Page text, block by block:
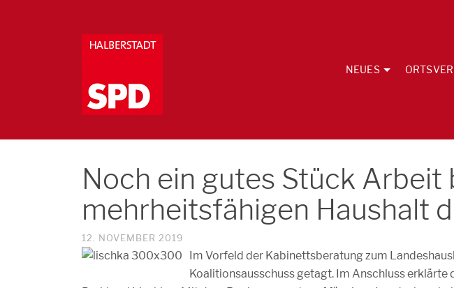
NEUES
Noch ein gutes Stück Arbeit
mehrheitsfähigen Haushalt
12. NOVEMBER 2019
Im Vorfeld der Kabinettsberatung zum
Koalitionsausschuss getagt. Im Anschluss erklärte